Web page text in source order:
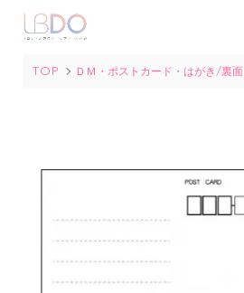
TOP ＤＭ・ポストカード・はがき/裏面